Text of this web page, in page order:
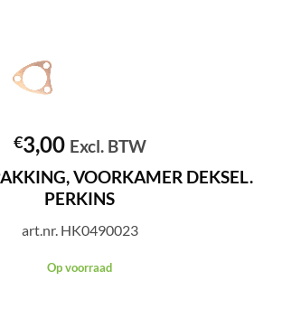
€3,00 Excl. BTW
VOORKAMER DEKSEL.
PERKINS
art.nr. HK0490023
Op voorraad